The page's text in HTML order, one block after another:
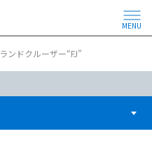
MENU
ランドクルーザー“FJ”